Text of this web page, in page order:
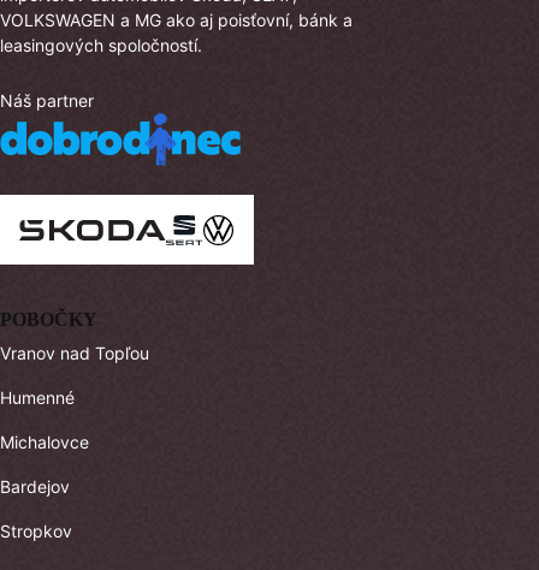
VOLKSWAGEN a MG ako aj poisťovní, bánk a
leasingových spoločností.
Náš partner
POBOČKY
Vranov nad Topľou
Humenné
Michalovce
Bardejov
Stropkov